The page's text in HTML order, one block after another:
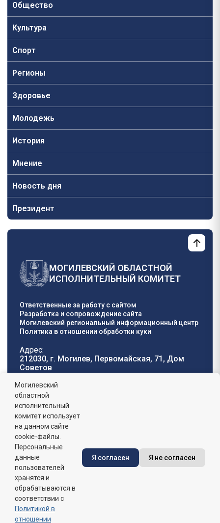
Общество
Культура
Спорт
Регионы
Здоровье
Молодежь
История
Мнение
Новость дня
Президент
МОГИЛЕВСКИЙ ОБЛАСТНОЙ
ИСПОЛНИТЕЛЬНЫЙ КОМИТЕТ
Ответственные за работу с сайтом
Разработка и сопровождение сайта
Могилевский региональный информационный центр
Политика в отношении обработки куки
Адрес:
212030, г. Могилев, Первомайская, 71, Дом
Cоветов
Телефон горячей
линии:
8 (0222) 71-32-55
График работы:
пн-пт: 8.00 - 17.00, сб-вс: выходной,
обеденный перерыв: 13:00 - 14:00
Сайт зарегистрирован в Государственном регистре
информационных ресурсов Республики Беларусь. №
Могилевский
областной
исполнительный
комитет использует
на данном сайте
cookie-файлы.
Персональные
данные
пользователей
хранятся и
обрабатываются в
соответствии с
Политикой в
отношении
Я согласен Я не согласен